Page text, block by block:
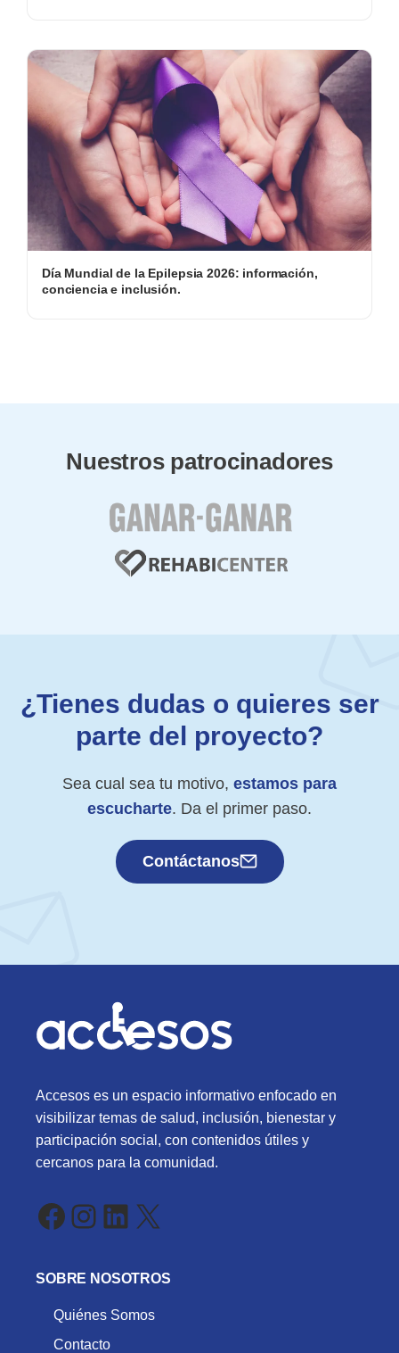
Día Mundial de la Epilepsia 2026: información,
conciencia e inclusión.
Nuestros patrocinadores
¿Tienes dudas o quieres ser
parte del proyecto?
Sea cual sea tu motivo, estamos para
escucharte. Da el primer paso.
Contáctanos
Accesos es un espacio informativo enfocado en
visibilizar temas de salud, inclusión, bienestar y
participación social, con contenidos útiles y
cercanos para la comunidad.
Facebook
Instagram
LinkedIn
X
SOBRE NOSOTROS
Quiénes Somos
Contacto